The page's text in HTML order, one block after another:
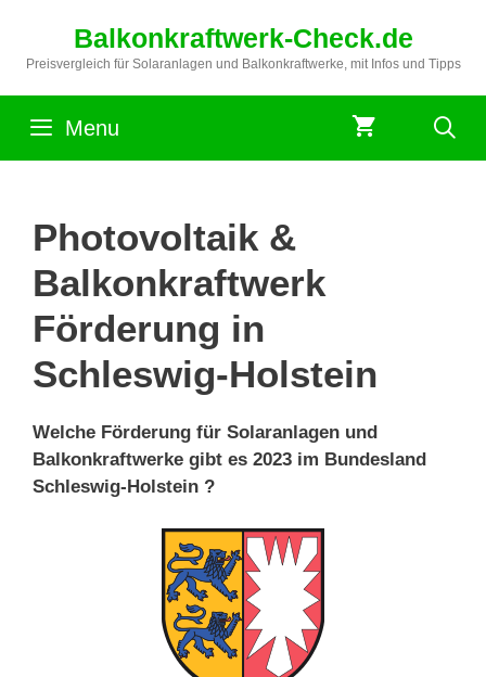
springen
Balkonkraftwerk-Check.de
Preisvergleich für Solaranlagen und Balkonkraftwerke, mit Infos und Tipps
Menu
Photovoltaik &
Balkonkraftwerk
Förderung in
Schleswig-Holstein
Welche Förderung für Solaranlagen und
Balkonkraftwerke gibt es 2023 im Bundesland
Schleswig-Holstein ?